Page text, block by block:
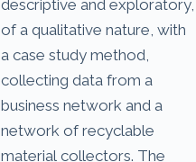
descriptive and exploratory,
of a qualitative nature, with
a case study method,
collecting data from a
business network and a
network of recyclable
material collectors. The